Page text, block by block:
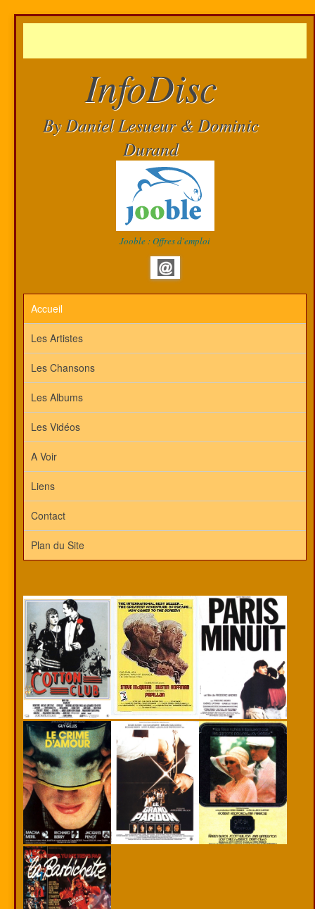
InfoDisc
By Daniel Lesueur & Dominic
Durand
Jooble : Offres d'emploi
Accueil
Les Artistes
Les Chansons
Les Albums
Les Vidéos
A Voir
Liens
Contact
Plan du Site